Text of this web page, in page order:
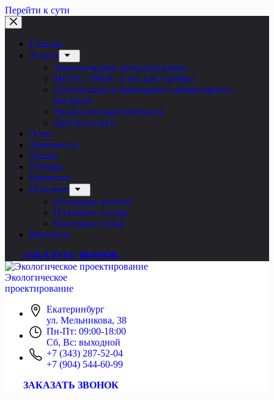
Перейти к сути
Главная
Услуги
Экологическое проектирование
МООС, ОВОС и все для стройки
Организация и проведение лабораторного
контроля
Экологическая отчетность
Другие услуги
О нас
Документы
Акции
Отзывы
Вакансии
Полезное
Календарь эколога
Полезные ссылки
Полезные статьи
Контакты
ЗАКАЗАТЬ ЗВОНОК
Экологическое
проектирование
Екатеринбург
ул. Мельникова, 38
Пн-Пт: 09:00-18:00
Сб, Вс: выходной
+7 (343) 287-52-04
+7 (904) 544-60-99
ЗАКАЗАТЬ ЗВОНОК